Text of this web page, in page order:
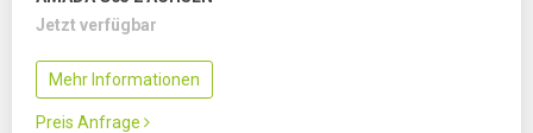
Jetzt verfügbar
Mehr Informationen
Preis Anfrage